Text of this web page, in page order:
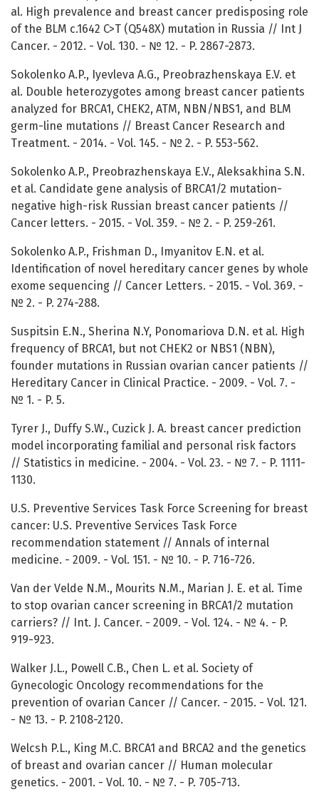
al. High prevalence and breast cancer predisposing role
of the BLM c.1642 C>T (Q548X) mutation in Russia // Int J
Cancer. - 2012. - Vol. 130. - № 12. - P. 2867-2873.
Sokolenko A.P., Iyevleva A.G., Preobrazhenskaya E.V. et
al. Double heterozygotes among breast cancer patients
analyzed for BRCA1, CHEK2, ATM, NBN/NBS1, and BLM
germ-line mutations // Breast Cancer Research and
Treatment. - 2014. - Vol. 145. - № 2. - P. 553-562.
Sokolenko A.P., Preobrazhenskaya E.V., Aleksakhina S.N.
et al. Candidate gene analysis of BRCA1/2 mutation-
negative high-risk Russian breast cancer patients //
Cancer letters. - 2015. - Vol. 359. - № 2. - P. 259-261.
Sokolenko A.P., Frishman D., Imyanitov E.N. et al.
Identification of novel hereditary cancer genes by whole
exome sequencing // Cancer Letters. - 2015. - Vol. 369. -
№ 2. - P. 274-288.
Suspitsin E.N., Sherina N.Y, Ponomariova D.N. et al. High
frequency of BRCA1, but not CHEK2 or NBS1 (NBN),
founder mutations in Russian ovarian cancer patients //
Hereditary Cancer in Clinical Practice. - 2009. - Vol. 7. -
№ 1. - P. 5.
Tyrer J., Duffy S.W., Cuzick J. A. breast cancer prediction
model incorporating familial and personal risk factors
// Statistics in medicine. - 2004. - Vol. 23. - № 7. - P. 1111-
1130.
U.S. Preventive Services Task Force Screening for breast
cancer: U.S. Preventive Services Task Force
recommendation statement // Annals of internal
medicine. - 2009. - Vol. 151. - № 10. - P. 716-726.
Van der Velde N.M., Mourits N.M., Marian J. E. et al. Time
to stop ovarian cancer screening in BRCA1/2 mutation
carriers? // Int. J. Cancer. - 2009. - Vol. 124. - № 4. - P.
919-923.
Walker J.L., Powell C.B., Chen L. et al. Society of
Gynecologic Oncology recommendations for the
prevention of ovarian Cancer // Cancer. - 2015. - Vol. 121.
- № 13. - P. 2108-2120.
Welcsh P.L., King M.C. BRCA1 and BRCA2 and the genetics
of breast and ovarian cancer // Human molecular
genetics. - 2001. - Vol. 10. - № 7. - P. 705-713.